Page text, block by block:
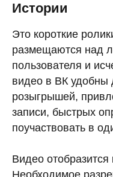
Истории
Это короткие
размещаются над
пользователя и
видео в ВК удобны
розыгрышей,
записи, быстрых
поучаствовать в
Видео
Необходимое